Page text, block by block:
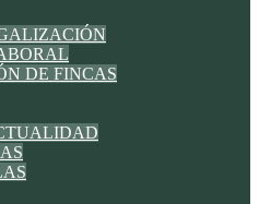
DE FINCAS